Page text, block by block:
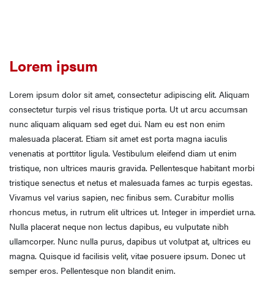
Lorem ipsum
Lorem ipsum dolor sit amet, consectetur adipiscing elit. Aliquam
consectetur turpis vel risus tristique porta. Ut ut arcu accumsan
nunc aliquam aliquam sed eget dui. Nam eu est non enim
malesuada placerat. Etiam sit amet est porta magna iaculis
venenatis at porttitor ligula. Vestibulum eleifend diam ut enim
tristique, non ultrices mauris gravida. Pellentesque habitant morbi
tristique senectus et netus et malesuada fames ac turpis egestas.
Vivamus vel varius sapien, nec finibus sem. Curabitur mollis
rhoncus metus, in rutrum elit ultrices ut. Integer in imperdiet urna.
Nulla placerat neque non lectus dapibus, eu vulputate nibh
ullamcorper. Nunc nulla purus, dapibus ut volutpat at, ultrices eu
magna. Quisque id facilisis velit, vitae posuere ipsum. Donec ut
semper eros. Pellentesque non blandit enim.